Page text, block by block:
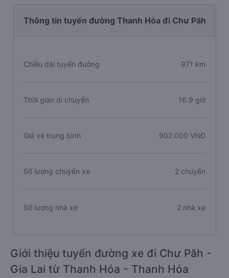
Thông tin tuyến đường Thanh Hóa đi Chư Păh
Chiều dài tuyến đường 971 km
Thời gian di chuyển 16.9 giờ
Giá vé trung bình 902.000 VNĐ
Số lượng chuyến xe 2 chuyến
Số lượng nhà xe 2 nhà xe
Giới thiệu tuyến đường xe đi Chư Păh -
Gia Lai từ Thanh Hóa - Thanh Hóa